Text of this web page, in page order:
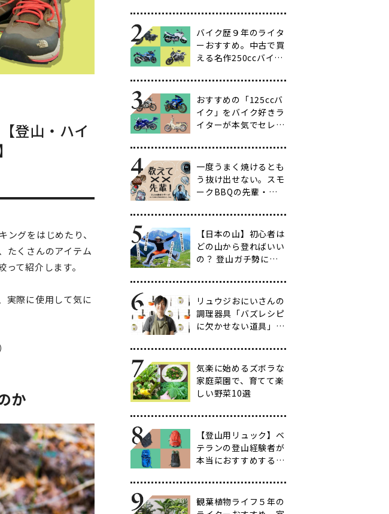
登山・ハイ
グをはじめたり、
たくさんのアイテム
て紹介します。
実際に使用して気に
か
バイク歴９年のライタ
ーおすすめ。中古で買
える名作250ccバイク
からベテラン向けま
で】
おすすめの「125ccバ
イク」をバイク好きラ
イターが本気でセレク
一度うまく焼けるとも
う抜け出せない。スモ
ークBBQの先輩・渋
だわりのアイテム20
選
【日本の山】初心者は
どの山から登ればいい
の？ 登山ガチ勢に聞
ぎ】
リュウジおにいさんの
調理器具「バズレシピ
に欠かせない道具」５
気楽に始めるズボラな
家庭菜園で、育てて楽
しい野菜10選
【登山用リュック】ベ
テランの登山経験者が
本当におすすめする容
選
観葉植物ライフ５年の